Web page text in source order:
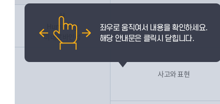
H
Humanity
미네르바인성
인성
사고와 표현